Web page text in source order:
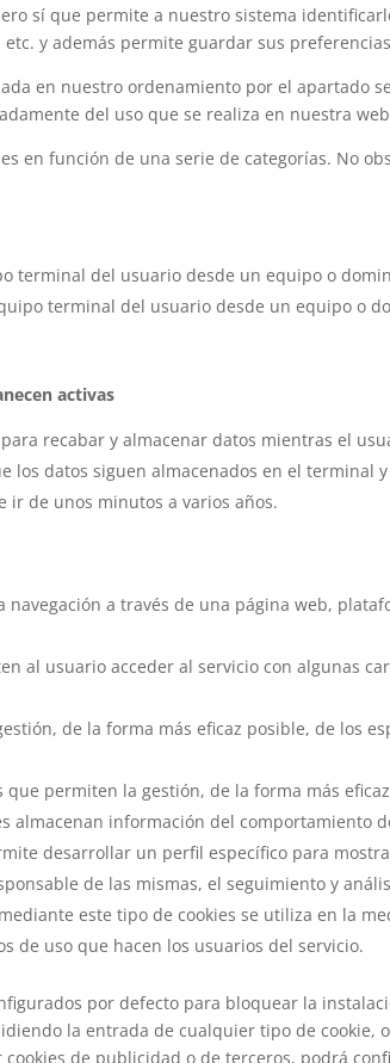
sí que permite a nuestro sistema
y además permite guardar sus
en nuestro ordenamiento por el apartado
del uso que se realiza en nuestra
en función de una serie de categorías. No
terminal del usuario desde un equipo o
terminal del usuario desde un equipo o
activas
recabar y almacenar datos mientras el
los datos siguen almacenados en el
ir de unos minutos a varios años.
a través de una página web,
al usuario acceder al servicio con algunas
de la forma más eficaz posible, de los
permiten la gestión, de la forma más
almacenan información del comportamiento
desarrollar un perfil específico para
de las mismas, el seguimiento y
este tipo de cookies se utiliza en la
de uso que hacen los usuarios del servicio.
por defecto para bloquear la
la entrada de cualquier tipo de cookie,
de publicidad o de terceros, podrá